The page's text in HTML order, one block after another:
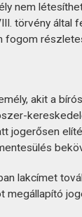
nem
törvény
fogom
akit a
jogerősen
lakcímet